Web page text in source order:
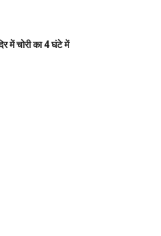
में चोरी का 4 घंटे में